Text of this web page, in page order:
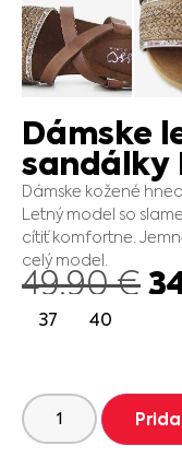
Dámske
sandálky
Dámske kožené
Letný model so
cítiť komfortne.
celý model.
49.90€
37 40